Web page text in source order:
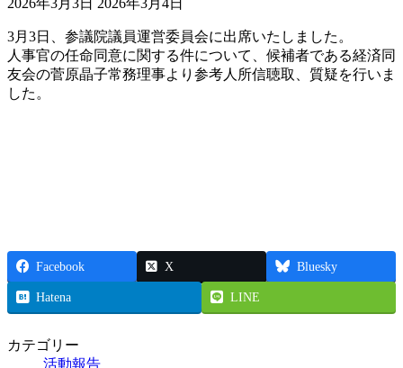
更
新
日
3月3日、参議院議員運営委員会に出席いたしました。
人事官の任命同意に関する件について、候補者である経済同
友会の菅原晶子常務理事より参考人所信聴取、質疑を行いま
した。
Facebook X Bluesky
Hatena LINE
カテゴリー
活動報告